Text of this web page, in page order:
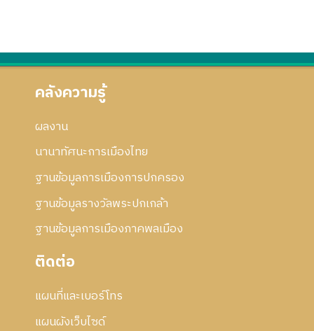
ข
แ
ก้
0 า
ร
คลังความรู้
ผลงาน
นานาทัศนะการเมืองไทย
ฐานข้อมูลการเมืองการปกครอง
ฐานข้อมูลรางวัลพระปกเกล้า
ฐานข้อมูลการเมืองภาคพลเมือง
ติดต่อ
แผนที่และเบอร์โทร
แผนผังเว็บไซด์